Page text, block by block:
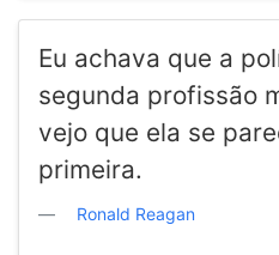
Eu achava que a
segunda profissão
vejo que ela se
primeira.
Ronald Reagan